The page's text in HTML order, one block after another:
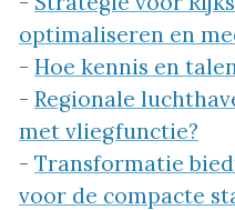
optimaliseren en
- Hoe kennis en
- Regionale
met vliegfunctie?
- Transformatie
voor de compacte